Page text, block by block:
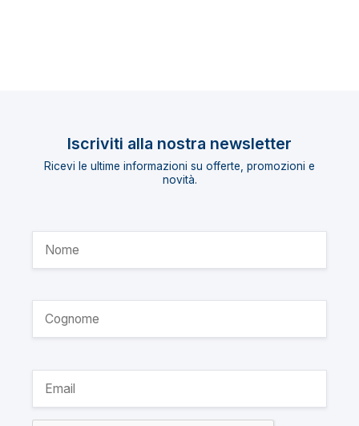
Iscriviti alla nostra newsletter
Ricevi le ultime informazioni su offerte, promozioni e
novità.